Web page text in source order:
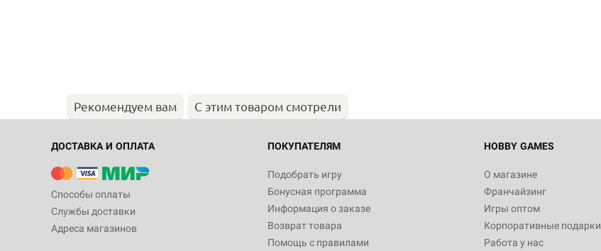
Рекомендуем вам С этим товаром смотрели
ДОСТАВКА И ОПЛАТА
Способы оплаты
Службы доставки
Адреса магазинов
ПОКУПАТЕЛЯМ
Подобрать игру
Бонусная программа
Информация о заказе
Возврат товара
Помощь с правилами
HOBBY GAMES
О магазине
Франчайзинг
Игры оптом
Корпоративные подарки
Работа у нас